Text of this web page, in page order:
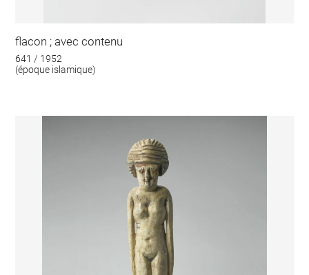
flacon ; avec contenu
641 / 1952
(époque islamique)